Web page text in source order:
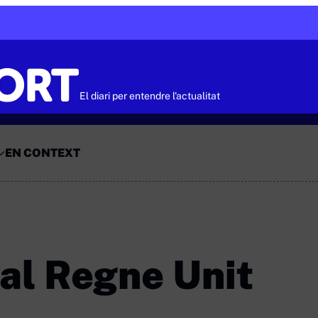
El diari per entendre l'actualitat
EN CONTEXT
Regne Unit